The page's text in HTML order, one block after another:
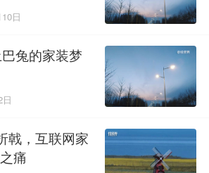
日
兔的家装梦
戟，互联网家
痛